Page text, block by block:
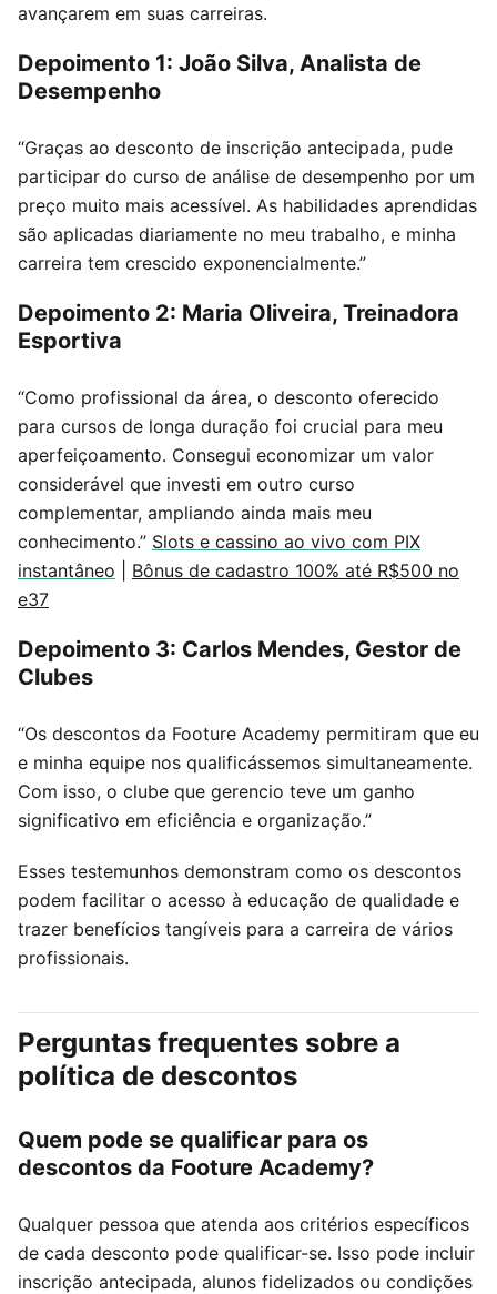
avançarem em suas carreiras.
Depoimento 1: João Silva, Analista de
Desempenho
“Graças ao desconto de inscrição antecipada, pude
participar do curso de análise de desempenho por um
preço muito mais acessível. As habilidades aprendidas
são aplicadas diariamente no meu trabalho, e minha
carreira tem crescido exponencialmente.”
Depoimento 2: Maria Oliveira, Treinadora
Esportiva
“Como profissional da área, o desconto oferecido
para cursos de longa duração foi crucial para meu
aperfeiçoamento. Consegui economizar um valor
considerável que investi em outro curso
complementar, ampliando ainda mais meu
conhecimento.” Slots e cassino ao vivo com PIX
instantâneo
Bônus de cadastro 100% até R$500 no
e37
Depoimento 3: Carlos Mendes, Gestor de
Clubes
“Os descontos da Footure Academy permitiram que eu
e minha equipe nos qualificássemos simultaneamente.
Com isso, o clube que gerencio teve um ganho
significativo em eficiência e organização.”
Esses testemunhos demonstram como os descontos
podem facilitar o acesso à educação de qualidade e
trazer benefícios tangíveis para a carreira de vários
profissionais.
Perguntas frequentes sobre a
política de descontos
Quem pode se qualificar para os
descontos da Footure Academy?
Qualquer pessoa que atenda aos critérios específicos
de cada desconto pode qualificar-se. Isso pode incluir
inscrição antecipada, alunos fidelizados ou condições